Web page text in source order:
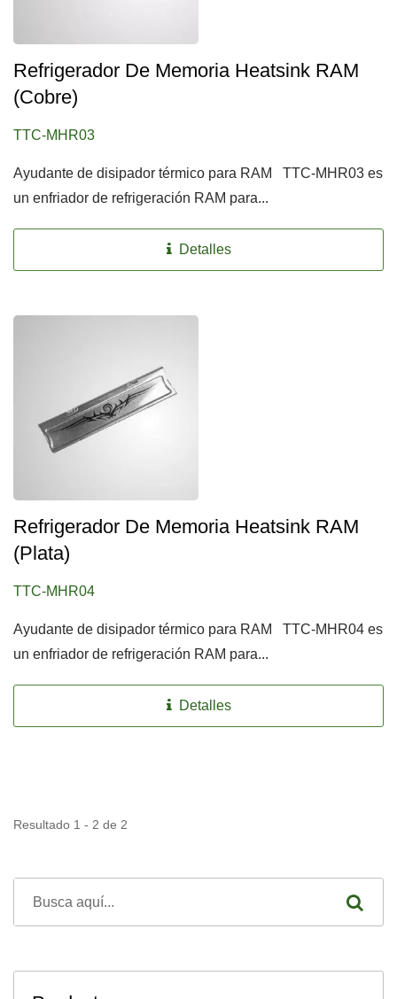
Refrigerador De Memoria Heatsink RAM
(Cobre)
TTC-MHR03
Ayudante de disipador térmico para RAM TTC-MHR03 es
un enfriador de refrigeración RAM para...
Detalles
Refrigerador De Memoria Heatsink RAM
(Plata)
TTC-MHR04
Ayudante de disipador térmico para RAM TTC-MHR04 es
un enfriador de refrigeración RAM para...
Detalles
Resultado 1 - 2 de 2